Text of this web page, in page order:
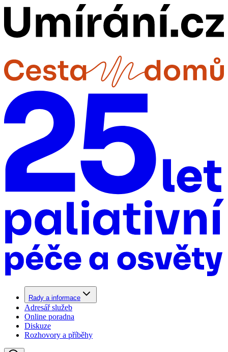
Rady a informace
Adresář služeb
Online poradna
Diskuze
Rozhovory a příběhy